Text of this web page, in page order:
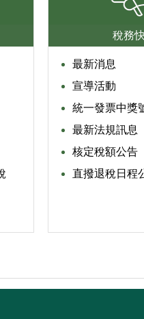
稅務
最新消息
宣導活動
統一發票中獎
最新法規訊息
核定稅額公告
直撥退稅日程